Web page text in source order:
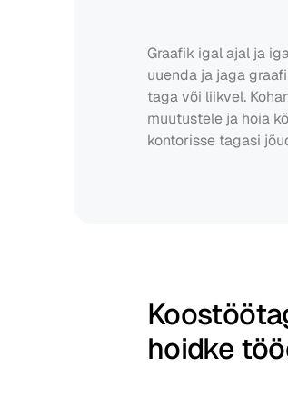
Graafik igal ajal ja
uuenda ja jaga
taga või liikvel.
muutustele ja hoia
kontorisse tagasi
hoidke